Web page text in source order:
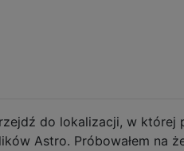
do lokalizacji, w której
Astro. Próbowałem na